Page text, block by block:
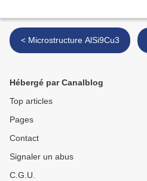
< Microstructure AlSi9Cu3
Hébergé par Canalblog
Top articles
Pages
Contact
Signaler un abus
C.G.U.